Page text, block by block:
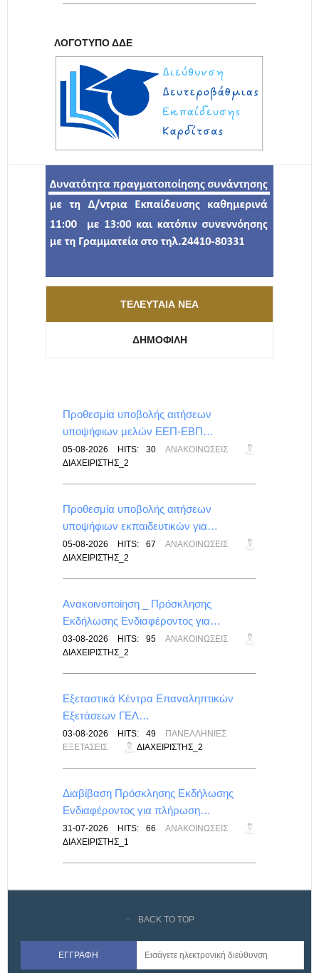
ΛΟΓΌΤΥΠΟ ΔΔΕ
ΤΕΛΕΥΤΑΊΑ ΝΈΑ
ΔΗΜΟΦΙΛΉ
Προθεσμία υποβολής αιτήσεων
υποψήφιων μελών ΕΕΠ-ΕΒΠ…
05-08-2026 HITS: 30
ΑΝΑΚΟΙΝΏΣΕΙΣ
ΔΙΑΧΕΙΡΙΣΤΉΣ_2
Προθεσμία υποβολής αιτήσεων
υποψήφιων εκπαιδευτικών για…
05-08-2026 HITS: 67
ΑΝΑΚΟΙΝΏΣΕΙΣ
ΔΙΑΧΕΙΡΙΣΤΉΣ_2
Ανακοινοποίηση _ Πρόσκλησης
Εκδήλωσης Ενδιαφέροντος για…
03-08-2026 HITS: 95
ΑΝΑΚΟΙΝΏΣΕΙΣ
ΔΙΑΧΕΙΡΙΣΤΉΣ_2
Εξεταστικά Κέντρα Επαναληπτικών
Εξετάσεων ΓΕΛ…
03-08-2026 HITS: 49
ΠΑΝΕΛΛΉΝΙΕΣ
ΕΞΕΤΆΣΕΙΣ
ΔΙΑΧΕΙΡΙΣΤΉΣ_2
Διαβίβαση Πρόσκλησης Εκδήλωσης
Ενδιαφέροντος για πλήρωση…
31-07-2026 HITS: 66
ΑΝΑΚΟΙΝΏΣΕΙΣ
ΔΙΑΧΕΙΡΙΣΤΉΣ_1
BACK TO TOP